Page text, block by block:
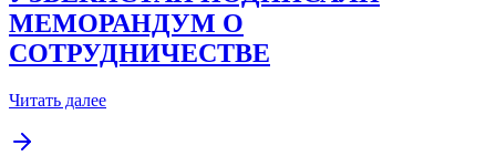
МЕМОРАНДУМ О
СОТРУДНИЧЕСТВЕ
Читать далее